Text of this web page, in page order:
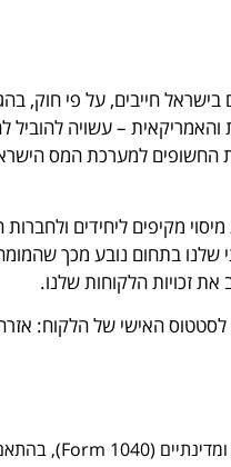
בישראל חייבים, על פי חוק,
– עשויה להוביל
החשופים למערכת המס
מקיפים ליחידים
שלנו בתחום נובע מכך
את זכויות הלקוחות שלנו.
האישי של הלקוח: